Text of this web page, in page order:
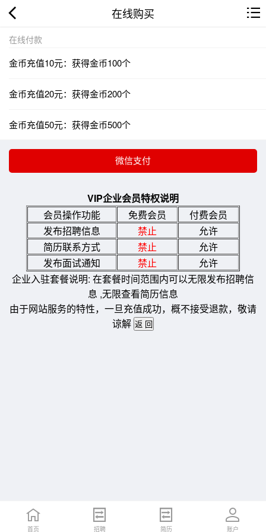
在线购买
在线付款
金币充值10元：获得金币100个
金币充值20元：获得金币200个
金币充值50元：获得金币500个
VIP企业会员特权说明
会员操作功能
免费会员
付费会员
发布招聘信息
禁止
允许
简历联系方式
禁止
允许
发布面试通知
禁止
允许
企业入驻套餐说明: 在套餐时间范围内可以无限发布招聘信
息 ,无限查看简历信息
由于网站服务的特性，一旦充值成功，概不接受退款，敬请
谅解
首页 招聘 简历 账户